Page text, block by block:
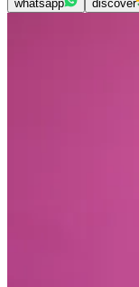
whatsapp discover